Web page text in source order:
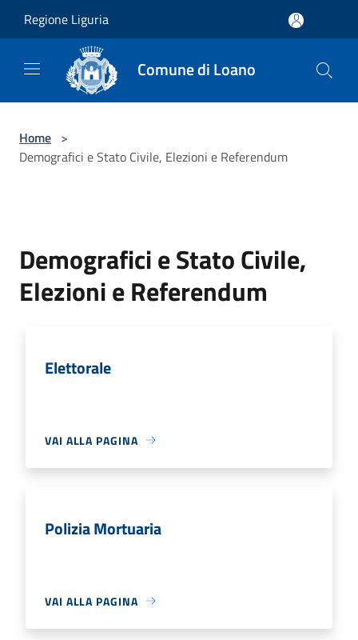
Regione Liguria
Comune di Loano
Home >
Demografici e Stato Civile, Elezioni e Referendum
Demografici e Stato Civile,
Elezioni e Referendum
Elettorale
VAI ALLA PAGINA
Polizia Mortuaria
VAI ALLA PAGINA